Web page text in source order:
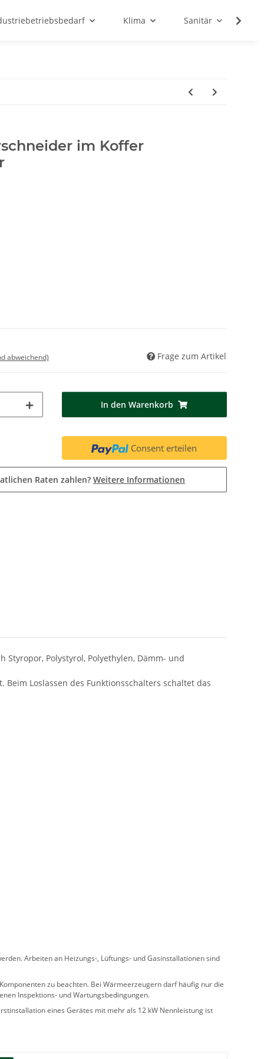
Klima Sanitär
im Koffer
abweichend) Frage zum Artikel
In den Warenkorb
Consent erteilen
Raten zahlen? Weitere Informationen
Polystyrol, Polyethylen, Dämm- und
Loslassen des Funktionsschalters schaltet das
Arbeiten an Heizungs-, Lüftungs- und Gasinstallationen sind
zu beachten. Bei Wärmeerzeugern darf häufig nur die
Inspektions- und Wartungsbedingungen.
eines Gerätes mit mehr als 12 kW Nennleistung ist